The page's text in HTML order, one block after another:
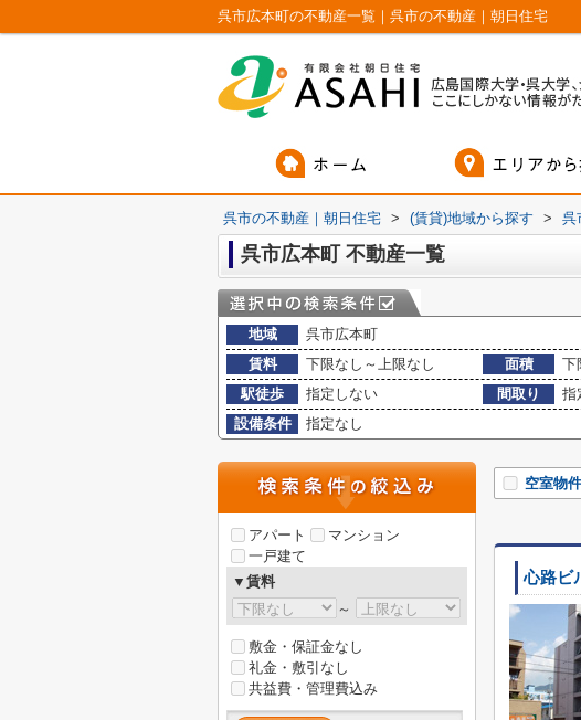
呉市広本町の不動産一覧｜呉市の不動産｜朝日住宅
呉市の不動産｜朝日住宅 > (賃貸)地域から探す > 呉
呉市広本町 不動産一覧
地域
呉市広本町
賃料
下限なし～上限なし 面積 下
駅徒歩
指定しない 間取り
指
設備条件
指定なし
空室物
心路ビ
アパート
マンション
一戸建て
▼賃料
～
敷金・保証金なし
礼金・敷引なし
共益費・管理費込み